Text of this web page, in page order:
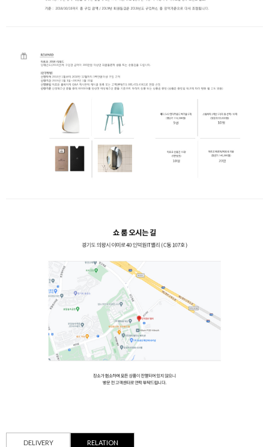
DELIVERY RELATION